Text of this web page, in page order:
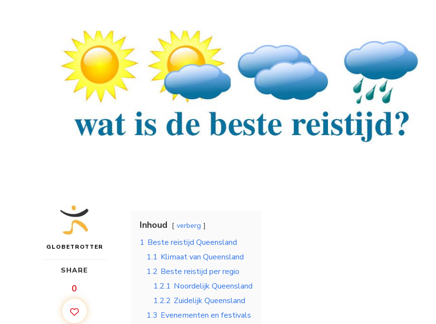
GLOBETROTTER
SHARE
0
Inhoud verberg
1 Beste reistijd Queensland
1.1 Klimaat van Queensland
1.2 Beste reistijd per regio
1.2.1 Noordelijk Queensland
1.2.2 Zuidelijk Queensland
1.3 Evenementen en festivals